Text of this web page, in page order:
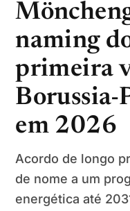
naming
primeira
Borussia-
em 2026
Acordo de longo
de nome a um
energética até